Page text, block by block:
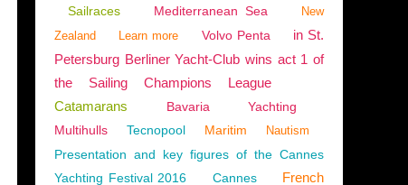
Sailraces Mediterranean Sea
New
Zealand
Learn more Volvo Penta
in St.
Petersburg Berliner Yacht-Club wins act 1 of
the Sailing Champions League
Catamarans
Bavaria
Yachting
Multihulls
Tecnopool Maritim Nautism
Presentation and key figures of the Cannes
Yachting Festival 2016
Cannes
French